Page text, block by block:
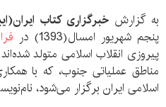
به گزارش خبرگزاری کتاب
پنجم شهریور امسال(1393) در
پیروزی انقلاب اسلامی متولد
مناطق عملیاتی جنوب، که با
اسلامی ایران برگزار می‌شود،